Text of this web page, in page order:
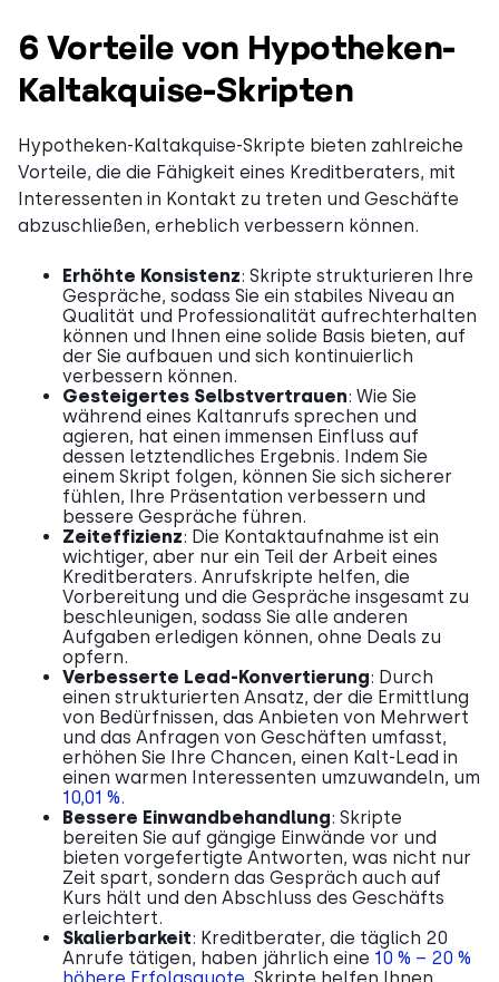
6 Vorteile von Hypotheken-
Kaltakquise-Skripten
Hypotheken-Kaltakquise-Skripte bieten zahlreiche
Vorteile, die die Fähigkeit eines Kreditberaters, mit
Interessenten in Kontakt zu treten und Geschäfte
abzuschließen, erheblich verbessern können.
Erhöhte Konsistenz: Skripte strukturieren Ihre
Gespräche, sodass Sie ein stabiles Niveau an
Qualität und Professionalität aufrechterhalten
können und Ihnen eine solide Basis bieten, auf
der Sie aufbauen und sich kontinuierlich
verbessern können.
Gesteigertes Selbstvertrauen: Wie Sie
während eines Kaltanrufs sprechen und
agieren, hat einen immensen Einfluss auf
dessen letztendliches Ergebnis. Indem Sie
einem Skript folgen, können Sie sich sicherer
fühlen, Ihre Präsentation verbessern und
bessere Gespräche führen.
Zeiteffizienz: Die Kontaktaufnahme ist ein
wichtiger, aber nur ein Teil der Arbeit eines
Kreditberaters. Anrufskripte helfen, die
Vorbereitung und die Gespräche insgesamt zu
beschleunigen, sodass Sie alle anderen
Aufgaben erledigen können, ohne Deals zu
opfern.
Verbesserte Lead-Konvertierung: Durch
einen strukturierten Ansatz, der die Ermittlung
von Bedürfnissen, das Anbieten von Mehrwert
und das Anfragen von Geschäften umfasst,
erhöhen Sie Ihre Chancen, einen Kalt-Lead in
einen warmen Interessenten umzuwandeln, um
10,01 %.
Bessere Einwandbehandlung: Skripte
bereiten Sie auf gängige Einwände vor und
bieten vorgefertigte Antworten, was nicht nur
Zeit spart, sondern das Gespräch auch auf
Kurs hält und den Abschluss des Geschäfts
erleichtert.
Skalierbarkeit: Kreditberater, die täglich 20
Anrufe tätigen, haben jährlich eine 10 % – 20 %